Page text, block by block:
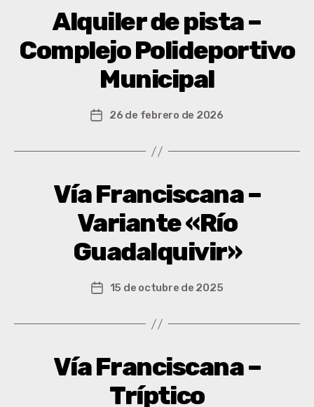
Alquiler de pista –
Complejo Polideportivo
Municipal
26 de febrero de 2026
Vía Franciscana –
Variante «Río
Guadalquivir»
15 de octubre de 2025
Vía Franciscana –
Tríptico